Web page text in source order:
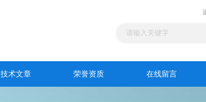
技术文章 荣誉资质 在线留言